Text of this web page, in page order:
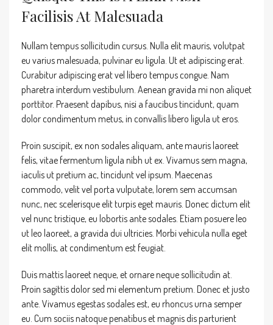
Facilisis At Malesuada
Nullam tempus sollicitudin cursus. Nulla elit mauris, volutpat
eu varius malesuada, pulvinar eu ligula. Ut et adipiscing erat.
Curabitur adipiscing erat vel libero tempus congue. Nam
pharetra interdum vestibulum. Aenean gravida mi non aliquet
porttitor. Praesent dapibus, nisi a faucibus tincidunt, quam
dolor condimentum metus, in convallis libero ligula ut eros.
Proin suscipit, ex non sodales aliquam, ante mauris laoreet
felis, vitae fermentum ligula nibh ut ex. Vivamus sem magna,
iaculis ut pretium ac, tincidunt vel ipsum. Maecenas
commodo, velit vel porta vulputate, lorem sem accumsan
nunc, nec scelerisque elit turpis eget mauris. Donec dictum elit
vel nunc tristique, eu lobortis ante sodales. Etiam posuere leo
ut leo laoreet, a gravida dui ultricies. Morbi vehicula nulla eget
elit mollis, at condimentum est feugiat.
Duis mattis laoreet neque, et ornare neque sollicitudin at.
Proin sagittis dolor sed mi elementum pretium. Donec et justo
ante. Vivamus egestas sodales est, eu rhoncus urna semper
eu. Cum sociis natoque penatibus et magnis dis parturient